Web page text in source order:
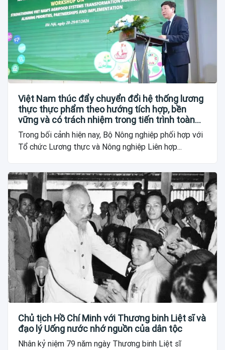
Việt Nam thúc đẩy chuyển đổi hệ thống lương
thực thực phẩm theo hướng tích hợp, bền
vững và có trách nhiệm trong tiến trình toàn
cầu
Trong bối cảnh hiện nay, Bộ Nông nghiệp phối hợp với
Tổ chức Lương thực và Nông nghiệp Liên hợp...
Chủ tịch Hồ Chí Minh với Thương binh Liệt sĩ và
đạo lý Uống nước nhớ nguồn của dân tộc
Nhân kỷ niệm 79 năm ngày Thương binh Liệt sĩ